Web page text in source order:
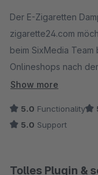
Der E-Zigaretten
zigarette24.com
beim SixMedia Team
Onlineshops nach
Mit diesem Plugin
Show more
5.0 Functionality
5.0 Support
Tolles Plugin &